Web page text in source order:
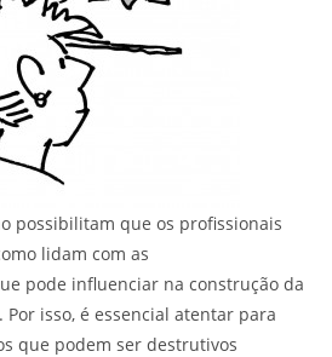
possibilitam que os profissionais
lidam com as
pode influenciar na construção da
isso, é essencial atentar para
que podem ser destrutivos